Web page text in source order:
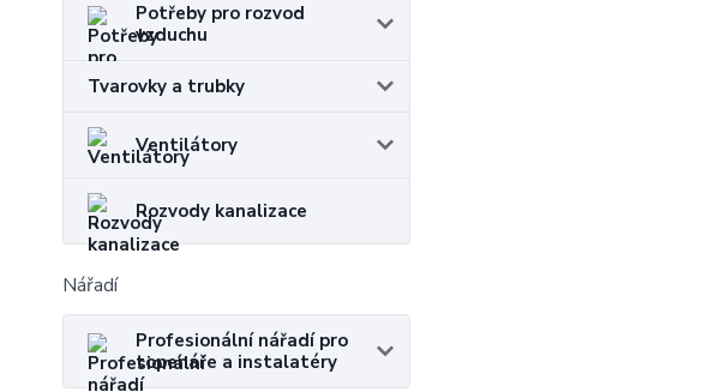
Potřeby pro rozvod
vzduchu
Tvarovky a trubky
Ventilátory
Rozvody kanalizace
Nářadí
Profesionální nářadí pro
topenáře a instalatéry